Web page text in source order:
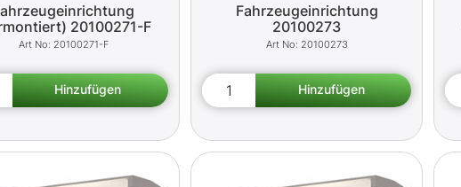
20100271-F
20100271-F
Fahrzeugeinrichtung
20100273
20100273